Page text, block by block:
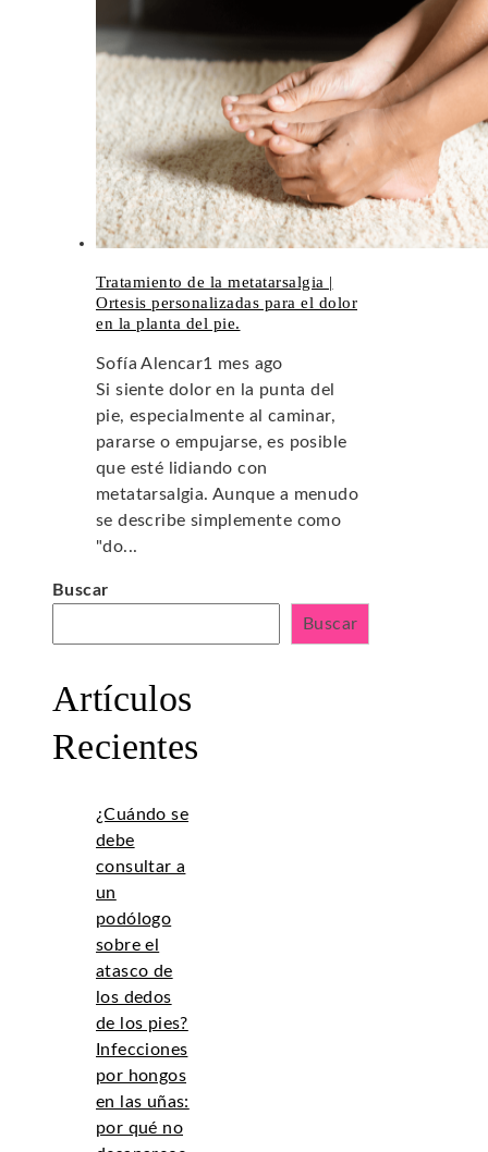
Tratamiento de la metatarsalgia |
Ortesis personalizadas para el dolor
en la planta del pie.
Sofía Alencar1 mes ago
Si siente dolor en la punta del
pie, especialmente al caminar,
pararse o empujarse, es posible
que esté lidiando con
metatarsalgia. Aunque a menudo
se describe simplemente como
"do...
Buscar
Buscar
Artículos
Recientes
¿Cuándo se
debe
consultar a
un
podólogo
sobre el
atasco de
los dedos
de los pies?
Infecciones
por hongos
en las uñas:
por qué no